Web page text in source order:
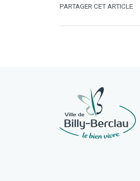
PARTAGER CET ARTICLE